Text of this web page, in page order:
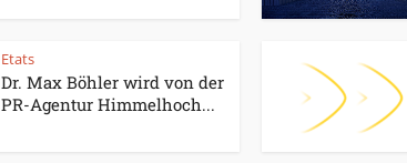
Etats
Dr. Max Böhler wird von der
PR-Agentur Himmelhoch...